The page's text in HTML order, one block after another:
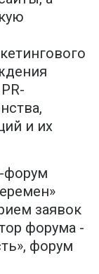
и их
форум
заявок
форума -
форум